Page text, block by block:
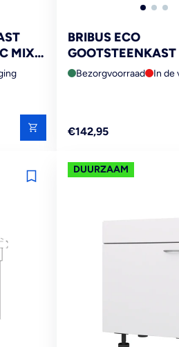
MIX
BRIBUS ECO
60CM 1 DEUR MET
Bezorgvoorraad In de
Reguliere
€142,95
DUURZAAM